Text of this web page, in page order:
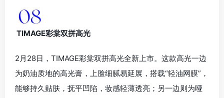
TIMAGE彩棠双拼高光
2月28日，TIMAGE彩棠双拼高光全新上市。这款高光一边
为奶油质地的高光膏，上脸细腻易延展，搭载“轻油网膜”，
能够持久贴肤，抚平凹陷，妆感轻薄透亮；另一边则为哑